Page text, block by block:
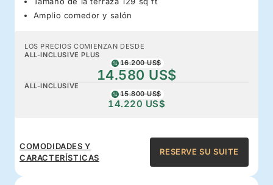
Amplio comedor y salón
LOS PRECIOS COMIENZAN DESDE
ALL-INCLUSIVE PLUS
16.200 US$
14.580 US$
ALL-INCLUSIVE
15.800 US$
14.220 US$
COMODIDADES Y
CARACTERÍSTICAS
RESERVE SU SUITE